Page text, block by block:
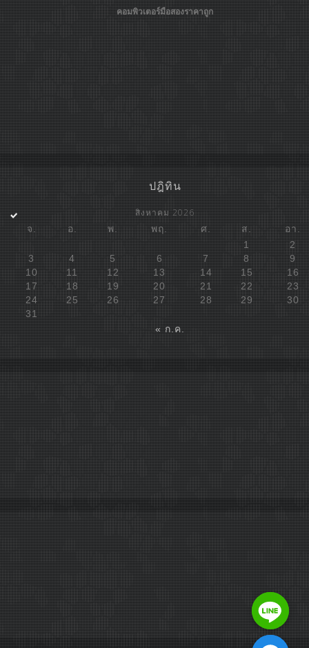
คอมพิวเตอร์มือสองราคาถูก
ปฎิทิน
สิงหาคม 2026
จ. อ. พ. พฤ. ศ. ส.
อา.
1
2
3
4 5 6 7 8
9
10
11 12 13 14 15
16
17
18 19 20 21 22
23
24
25 26 27 28 29
30
31
« ก.ค.